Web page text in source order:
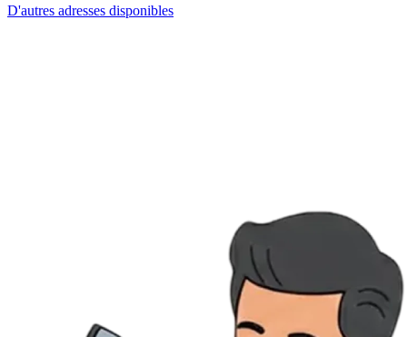
D'autres adresses disponibles